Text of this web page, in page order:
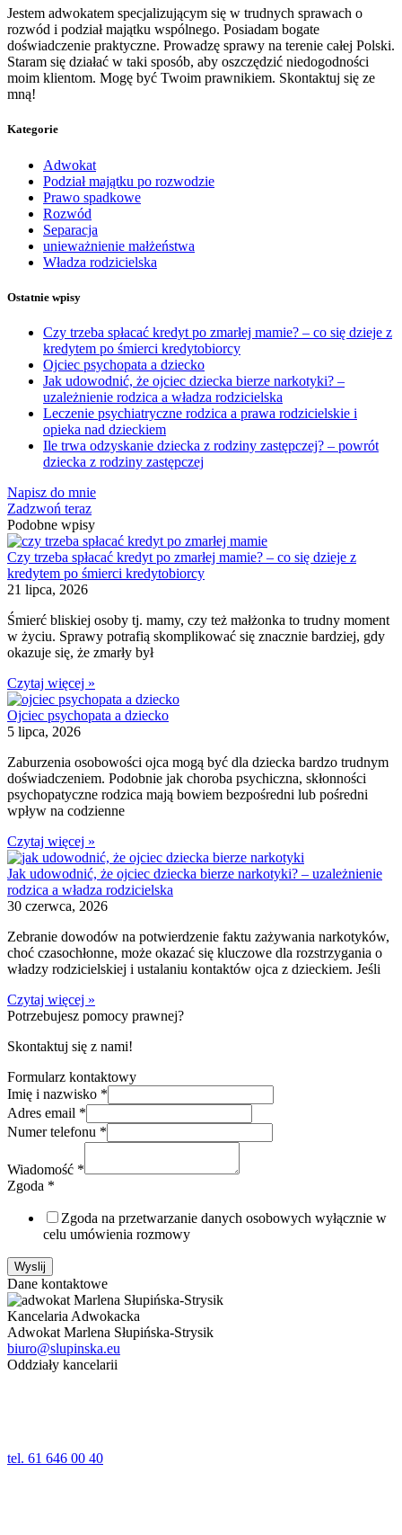
Jestem adwokatem specjalizującym się w trudnych sprawach o
rozwód i podział majątku wspólnego. Posiadam bogate
doświadczenie praktyczne. Prowadzę sprawy na terenie całej Polski.
Staram się działać w taki sposób, aby oszczędzić niedogodności
moim klientom. Mogę być Twoim prawnikiem. Skontaktuj się ze
mną!
Kategorie
Adwokat
Podział majątku po rozwodzie
Prawo spadkowe
Rozwód
Separacja
unieważnienie małżeństwa
Władza rodzicielska
Ostatnie wpisy
Czy trzeba spłacać kredyt po zmarłej mamie? – co się dzieje z
kredytem po śmierci kredytobiorcy
Ojciec psychopata a dziecko
Jak udowodnić, że ojciec dziecka bierze narkotyki? –
uzależnienie rodzica a władza rodzicielska
Leczenie psychiatryczne rodzica a prawa rodzicielskie i
opieka nad dzieckiem
Ile trwa odzyskanie dziecka z rodziny zastępczej? – powrót
dziecka z rodziny zastępczej
Napisz do mnie
Zadzwoń teraz
Podobne wpisy
Czy trzeba spłacać kredyt po zmarłej mamie? – co się dzieje z
kredytem po śmierci kredytobiorcy
21 lipca, 2026
Śmierć bliskiej osoby tj. mamy, czy też małżonka to trudny moment
w życiu. Sprawy potrafią skomplikować się znacznie bardziej, gdy
okazuje się, że zmarły był
Czytaj więcej »
Ojciec psychopata a dziecko
5 lipca, 2026
Zaburzenia osobowości ojca mogą być dla dziecka bardzo trudnym
doświadczeniem. Podobnie jak choroba psychiczna, skłonności
psychopatyczne rodzica mają bowiem bezpośredni lub pośredni
wpływ na codzienne
Czytaj więcej »
Jak udowodnić, że ojciec dziecka bierze narkotyki? – uzależnienie
rodzica a władza rodzicielska
30 czerwca, 2026
Zebranie dowodów na potwierdzenie faktu zażywania narkotyków,
choć czasochłonne, może okazać się kluczowe dla rozstrzygania o
władzy rodzicielskiej i ustalaniu kontaktów ojca z dzieckiem. Jeśli
Czytaj więcej »
Potrzebujesz pomocy prawnej?
Skontaktuj się z nami!
Formularz kontaktowy
Imię i nazwisko *
Adres email *
Numer telefonu *
Wiadomość *
Zgoda *
Zgoda na przetwarzanie danych osobowych wyłącznie w
celu umówienia rozmowy
Wyslij
Dane kontaktowe
Kancelaria Adwokacka
Adwokat Marlena Słupińska-Strysik
biuro@slupinska.eu
Oddziały kancelarii
tel. 61 646 00 40